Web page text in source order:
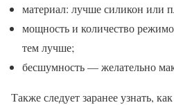
материал: лучше силикон или
мощность и количество
тем лучше;
бесшумность — желательно
Также следует заранее узнать,